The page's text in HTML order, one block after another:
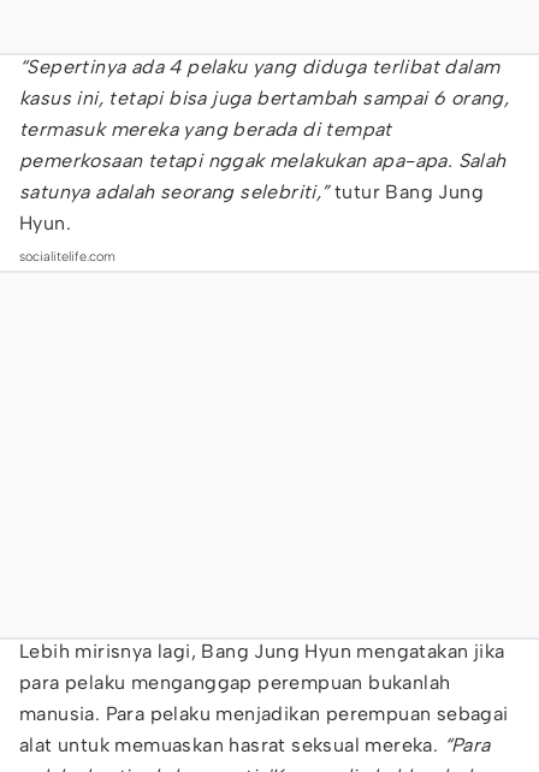
“Sepertinya ada 4 pelaku yang diduga terlibat dalam
kasus ini, tetapi bisa juga bertambah sampai 6 orang,
termasuk mereka yang berada di tempat
pemerkosaan tetapi nggak melakukan apa-apa. Salah
satunya adalah seorang selebriti,”tutur Bang Jung
Hyun.
socialitelife.com
Lebih mirisnya lagi, Bang Jung Hyun mengatakan jika
para pelaku menganggap perempuan bukanlah
manusia. Para pelaku menjadikan perempuan sebagai
alat untuk memuaskan hasrat seksual mereka. “Para